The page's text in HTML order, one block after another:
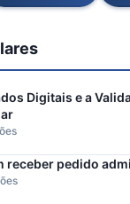
Digitais e a
receber pedido